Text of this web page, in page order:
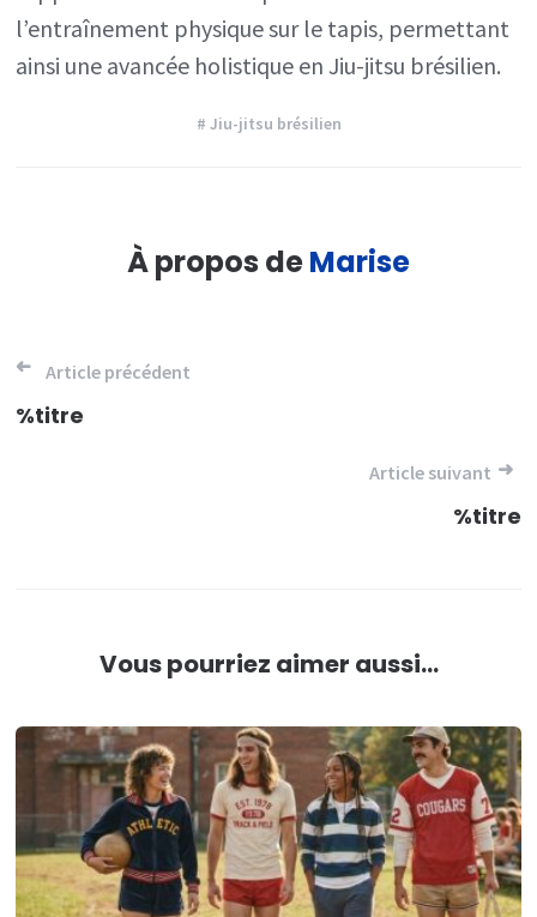
l’entraînement physique sur le tapis, permettant
ainsi une avancée holistique en Jiu-jitsu brésilien.
# Jiu-jitsu brésilien
À propos deMarise
Navigation
de
Article précédent
%titre
Article suivant
%titre
Vous pourriez aimer aussi...